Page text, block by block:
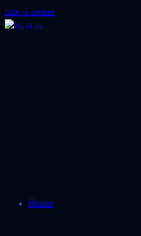
Skip to content
Home